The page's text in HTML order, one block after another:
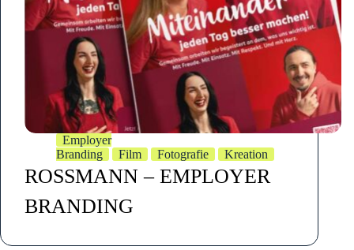
Employer
Branding
Film Fotografie Kreation
ROSSMANN – EMPLOYER
BRANDING